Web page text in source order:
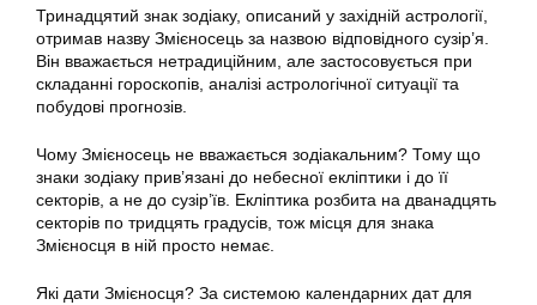
Тринадцятий знак зодіаку, описаний у західній астрології,
отримав назву Змієносець за назвою відповідного сузір’я.
Він вважається нетрадиційним, але застосовується при
складанні гороскопів, аналізі астрологічної ситуації та
побудові прогнозів.
Чому Змієносець не вважається зодіакальним? Тому що
знаки зодіаку прив’язані до небесної екліптики і до її
секторів, а не до сузір’їв. Екліптика розбита на дванадцять
секторів по тридцять градусів, тож місця для знака
Змієносця в ній просто немає.
Які дати Змієносця? За системою календарних дат для